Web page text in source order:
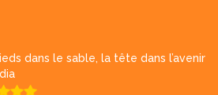
dans le sable, la tête dans l’avenir